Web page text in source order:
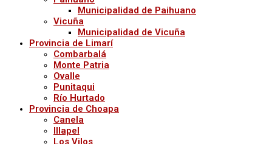
Municipalidad de Paihuano
Vicuña
Municipalidad de Vicuña
Provincia de Limarí
Combarbalá
Monte Patria
Ovalle
Punitaqui
Río Hurtado
Provincia de Choapa
Canela
Illapel
Los Vilos